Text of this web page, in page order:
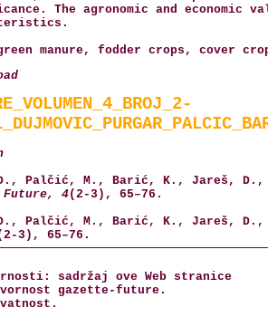
The agronomic and
manure, fodder crops, cover
Palčić, M., Barić, K., Jareš, D.,
4(2-3), 65–76.
Palčić, M., Barić, K., Jareš, D.,
3), 65–76.
sadržaj ove Web stranice
gazette-future .
.